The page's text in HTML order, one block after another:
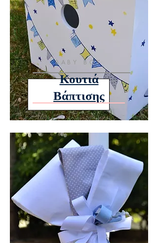
BABY BOY
Κουτιά
Βάπτισης